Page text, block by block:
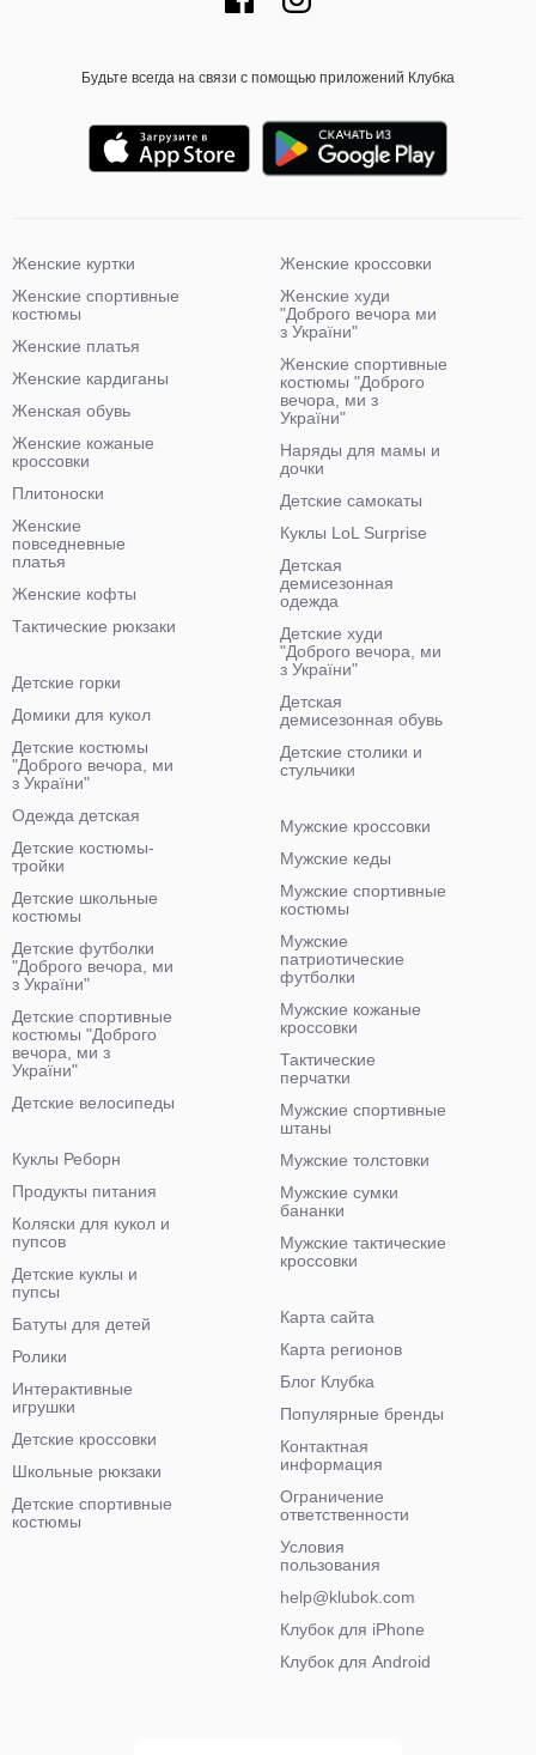
Будьте всегда на связи с помощью приложений Клубка
Женские куртки
Женские спортивные
костюмы
Женские платья
Женские кардиганы
Женская обувь
Женские кожаные
кроссовки
Плитоноски
Женские
повседневные
платья
Женские кофты
Тактические рюкзаки
Женские кроссовки
Женские худи
"Доброго вечора ми
з України"
Женские спортивные
костюмы "Доброго
вечора, ми з
України"
Наряды для мамы и
дочки
Детские самокаты
Куклы LoL Surprise
Детская
демисезонная
одежда
Детские худи
"Доброго вечора, ми
з України"
Детская
демисезонная обувь
Детские столики и
стульчики
Детские горки
Домики для кукол
Детские костюмы
"Доброго вечора, ми
з України"
Одежда детская
Детские костюмы-
тройки
Детские школьные
костюмы
Детские футболки
"Доброго вечора, ми
з України"
Детские спортивные
костюмы "Доброго
вечора, ми з
України"
Детские велосипеды
Мужские кроссовки
Мужские кеды
Мужские спортивные
костюмы
Мужские
патриотические
футболки
Мужские кожаные
кроссовки
Тактические
перчатки
Мужские спортивные
штаны
Мужские толстовки
Мужские сумки
бананки
Мужские тактические
кроссовки
Куклы Реборн
Продукты питания
Коляски для кукол и
пупсов
Детские куклы и
пупсы
Батуты для детей
Ролики
Интерактивные
игрушки
Детские кроссовки
Школьные рюкзаки
Детские спортивные
костюмы
Карта сайта
Карта регионов
Блог Клубка
Популярные бренды
Контактная
информация
Ограничение
ответственности
Условия
пользования
help@klubok.com
Клубок для iPhone
Клубок для Android